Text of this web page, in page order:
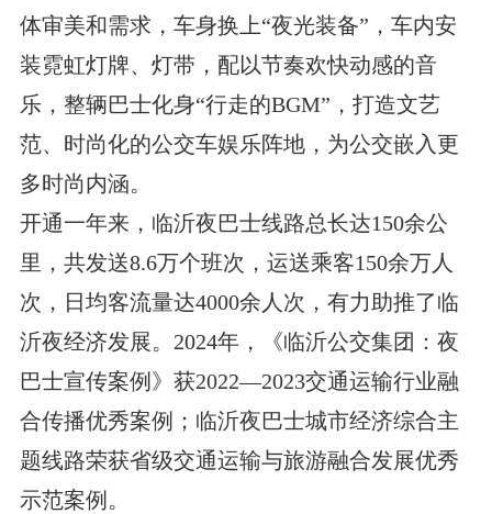
体审美和需求，车身换上“夜光装备”，车内安
装霓虹灯牌、灯带，配以节奏欢快动感的音
乐，整辆巴士化身“行走的BGM”，打造文艺
范、时尚化的公交车娱乐阵地，为公交嵌入更
多时尚内涵。
开通一年来，临沂夜巴士线路总长达150余公
里，共发送8.6万个班次，运送乘客150余万人
次，日均客流量达4000余人次，有力助推了临
沂夜经济发展。2024年，《临沂公交集团：夜
巴士宣传案例》获2022—2023交通运输行业融
合传播优秀案例；临沂夜巴士城市经济综合主
题线路荣获省级交通运输与旅游融合发展优秀
示范案例。